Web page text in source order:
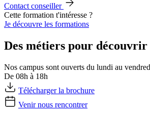
Contact conseiller
Cette formation t'intéresse ?
Je découvre les formations
Des métiers pour découvrir
Nos campus sont ouverts du lundi au
De 08h à 18h
Télécharger la brochure
Venir nous rencontrer